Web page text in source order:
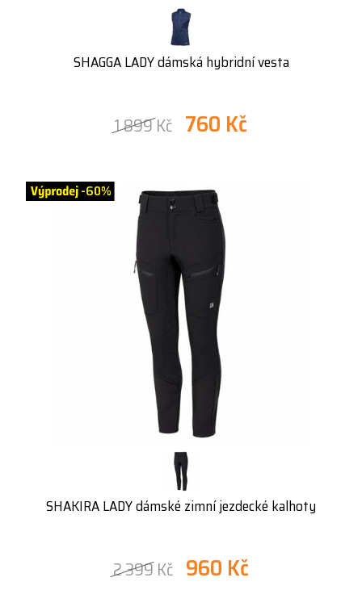
SHAGGA LADY dámská hybridní vesta
1 899 Kč 760 Kč
-60%
SHAKIRA LADY dámské zimní jezdecké kalhoty
2 399 Kč 960 Kč